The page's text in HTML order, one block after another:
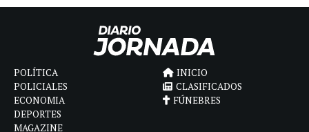
POLÍTICA
POLICIALES
ECONOMIA
DEPORTES
MAGAZINE
INICIO
CLASIFICADOS
FÚNEBRES